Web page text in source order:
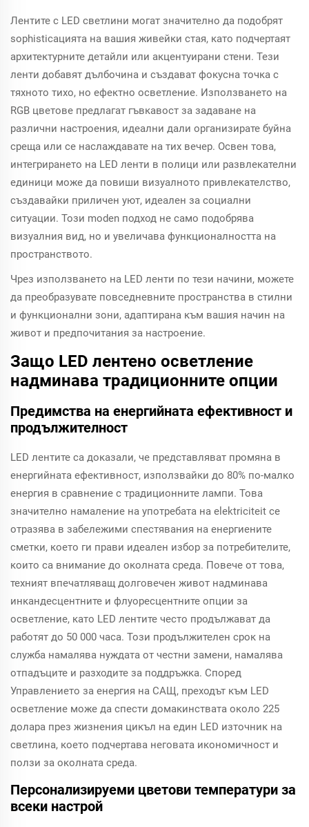
Лентите с LED светлини могат значително да подобрят
sophisticaцията на вашия живейки стая, като подчертаят
архитектурните детайли или акцентуирани стени. Тези
ленти добавят дълбочина и създават фокусна точка с
тяхното тихо, но ефектно осветление. Използването на
RGB цветове предлагат гъвкавост за задаване на
различни настроения, идеални дали организирате буйна
среща или се наслаждавате на тих вечер. Освен това,
интегрирането на LED ленти в полици или развлекателни
единици може да повиши визуалното привлекателство,
създавайки приличен уют, идеален за социални
ситуации. Този moden подход не само подобрява
визуалния вид, но и увеличава функционалността на
пространството.
Чрез използването на LED ленти по тези начини, можете
да преобразувате повседневните пространства в стилни
и функционални зони, адаптирана към вашия начин на
живот и предпочитания за настроение.
Защо LED лентено осветление
надминава традиционните опции
Предимства на енергийната ефективност и
продължителност
LED лентите са доказали, че представляват промяна в
енергийната ефективност, използвайки до 80% по-малко
енергия в сравнение с традиционните лампи. Това
значително намаление на употребата на elektriciteit се
отразява в забележими спестявания на енергиените
сметки, което ги прави идеален избор за потребителите,
които са внимание до околната среда. Повече от това,
техният впечатляващ долговечен живот надминава
инкандесцентните и флуоресцентните опции за
осветление, като LED лентите често продължават да
работят до 50 000 часа. Този продължителен срок на
служба намалява нуждата от честни замени, намалява
отпадъците и разходите за поддръжка. Според
Управлението за енергия на САЩ, преходът към LED
осветление може да спести домакинствата около 225
долара през жизнения цикъл на един LED източник на
светлина, което подчертава неговата икономичност и
ползи за околната среда.
Персонализируеми цветови температури за
всеки настрой